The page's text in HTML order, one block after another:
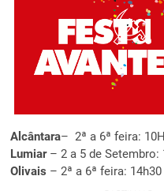
Alcântara– 2ª a 6ª feira:
Lumiar– 2 a 5 de Setembro:
Olivais – 2ª a 6ª feira: